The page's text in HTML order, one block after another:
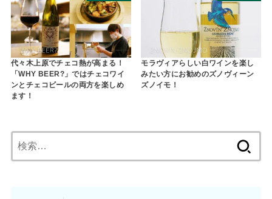
代々木上原でチェコ熱が高まる！
「WHY BEER?」ではチェコワイ
ンとチェコビールの両方を楽しめ
ます！
モラヴィアらしい白ワインを楽し
みたい方にお勧めのズノヴィーン
ズノイモ！
索: